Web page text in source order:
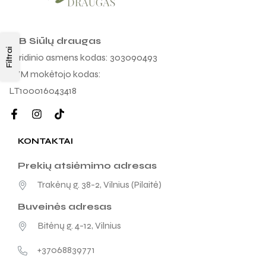
Filtrai
MB Siūlų draugas
Juridinio asmens kodas: 303090493
PVM mokėtojo kodas:
LT100016043418
KONTAKTAI
Prekių atsiėmimo adresas
Trakėnų g. 38-2, Vilnius (Pilaitė)
Buveinės adresas
Bitėnų g. 4-12, Vilnius
+37068839771